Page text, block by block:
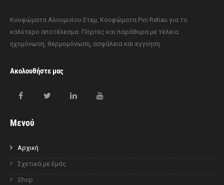
Κουφώματα Αλουμινίου Ετεμ, Κουφώματα Pvc Rehau για το
καλύτερο αποτέλεσμα. Πόρτες και παράθυρα με τέλεια
ηχομόνωση, θερμομόνωση, ασφάλεια και εγγύηση
Ακολουθήστε μας
Μενού
Αρχική
Σχετικά με Εμάς
Shop